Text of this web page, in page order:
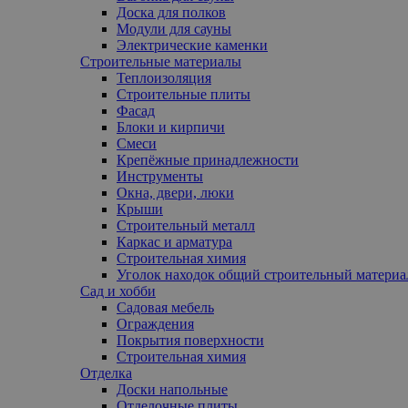
Доска для полков
Модули для сауны
Электрические каменки
Строительные материалы
Теплоизоляция
Строительные плиты
Фасад
Блоки и кирпичи
Смеси
Крепёжные принадлежности
Инструменты
Окна, двери, люки
Крыши
Строительный металл
Каркас и арматура
Строительная химия
Уголок находок общий строительный
Сад и хобби
Садовая мебель
Ограждения
Покрытия поверхности
Строительная химия
Отделка
Доски напольные